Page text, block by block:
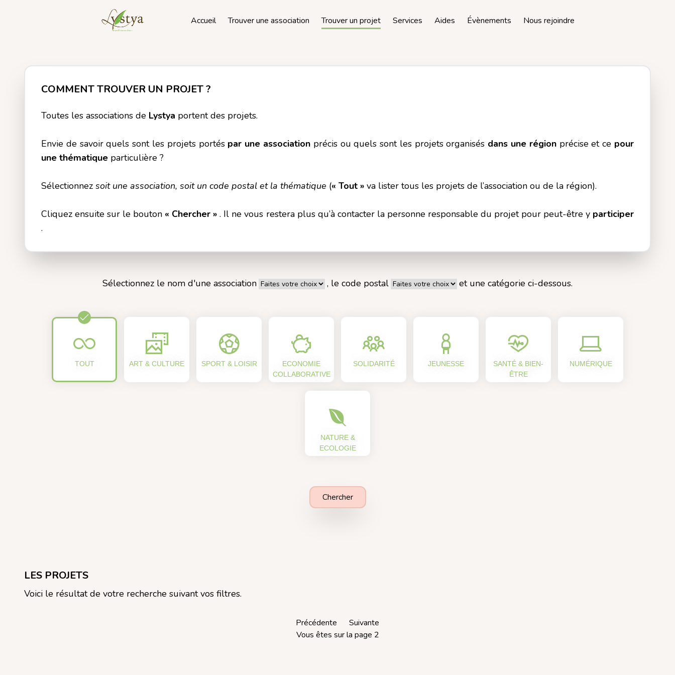
Accueil Trouver une association Trouver un projet Services Aides Évènements Nous rejoindre
COMMENT TROUVER UN PROJET ?
Toutes les associations de Lystya portent des projets.
Envie de savoir quels sont les projets portés par une association précis ou quels sont les projets organisés dans une région précise et ce pour
une thématique particulière ?
Sélectionnez soit une association, soit un code postal et la thématique (« Tout » va lister tous les projets de l’association ou de la région).
Cliquez ensuite sur le bouton « Chercher ». Il ne vous restera plus qu’à contacter la personne responsable du projet pour peut-être y participer
.
Sélectionnez le nom d'une association , le code postal et une catégorie ci-dessous.
TOUT ART & CULTURE SPORT & LOISIR
ECONOMIE
COLLABORATIVE
SOLIDARITÉ JEUNESSE
SANTÉ & BIEN-
ÊTRE
NUMÉRIQUE
NATURE &
ECOLOGIE
Chercher
LES PROJETS
Voici le résultat de votre recherche suivant vos filtres.
Précédente
Suivante
Vous êtes sur la page 2